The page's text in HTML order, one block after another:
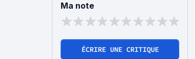
Ma note
ÉCRIRE UNE CRITIQUE